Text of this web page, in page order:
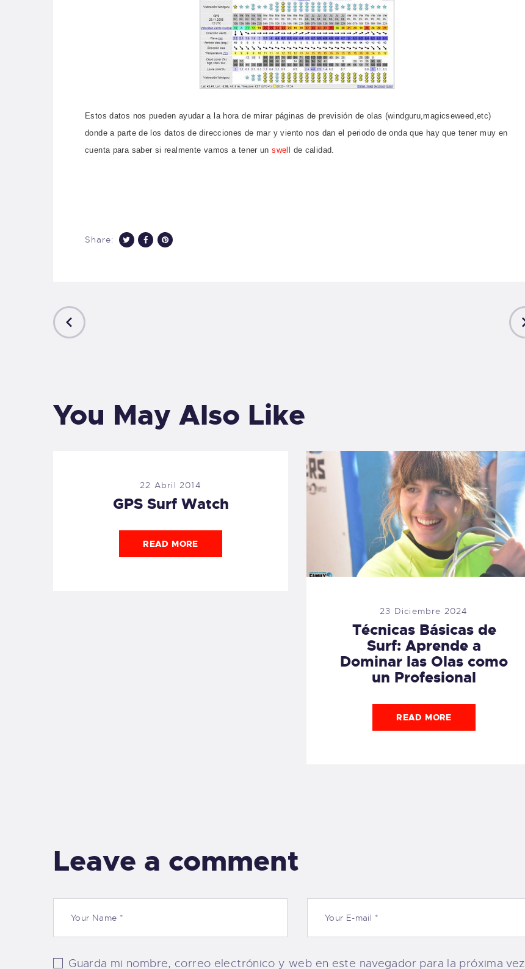
Estos datos nos pueden ayudar a la hora de mirar páginas de previsión de olas (windguru,magicseweed,etc)
donde a parte de los datos de direcciones de mar y viento nos dan el periodo de onda que hay que tener muy en
cuenta para saber si realmente vamos a tener unswell de calidad.
Share:
You May Also Like
22 Abril 2014
GPS Surf Watch
READ MORE
23 Diciembre 2024
Técnicas Básicas de
Surf: Aprende a
Dominar las Olas como
un Profesional
READ MORE
Leave a comment
Guarda mi nombre, correo electrónico y web en este navegador para la próxima vez